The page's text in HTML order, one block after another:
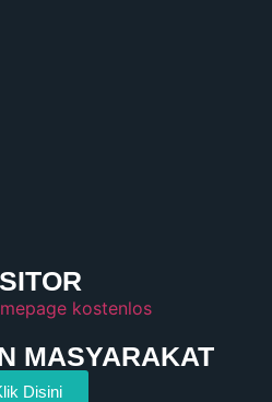
kostenlos
MASYARAKAT
Disini